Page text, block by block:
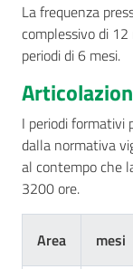
La frequenza
complessivo di
periodi di 6 mesi.
I periodi formativi
dalla normativa
al contempo che
3200 ore.
Area mesi